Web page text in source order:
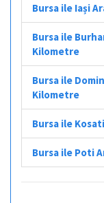
Bursa ile Iași
Bursa ile
Kilometre
Bursa ile
Kilometre
Bursa ile
Bursa ile Poti